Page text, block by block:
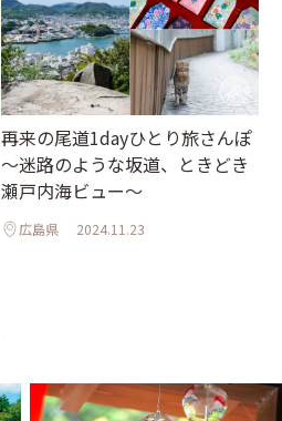
再来の尾道1dayひとり旅さんぽ
～迷路のような坂道、ときどき
瀬戸内海ビュー～
広島県 2024.11.23